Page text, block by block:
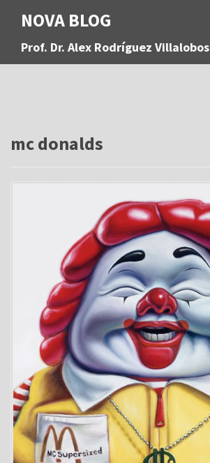
a
NOVA BLOG
Prof. Dr. Alex Rodríguez Villalobos
mc donalds